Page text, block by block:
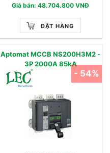
Giá bán: 48.704.800 VNĐ
ĐẶT HÀNG
Aptomat MCCB NS200H3M2 -
3P 2000A 85kA
- 54%